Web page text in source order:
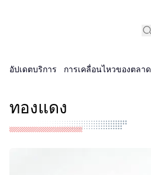
อัปเดตบริการ การเคลื่อนไหวของตลาด
ทองแดง